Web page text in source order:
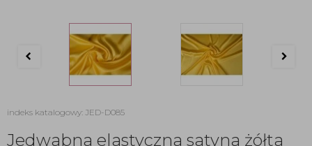
indeks katalogowy: JED-D085
Jedwabna elastyczna satyna żółta